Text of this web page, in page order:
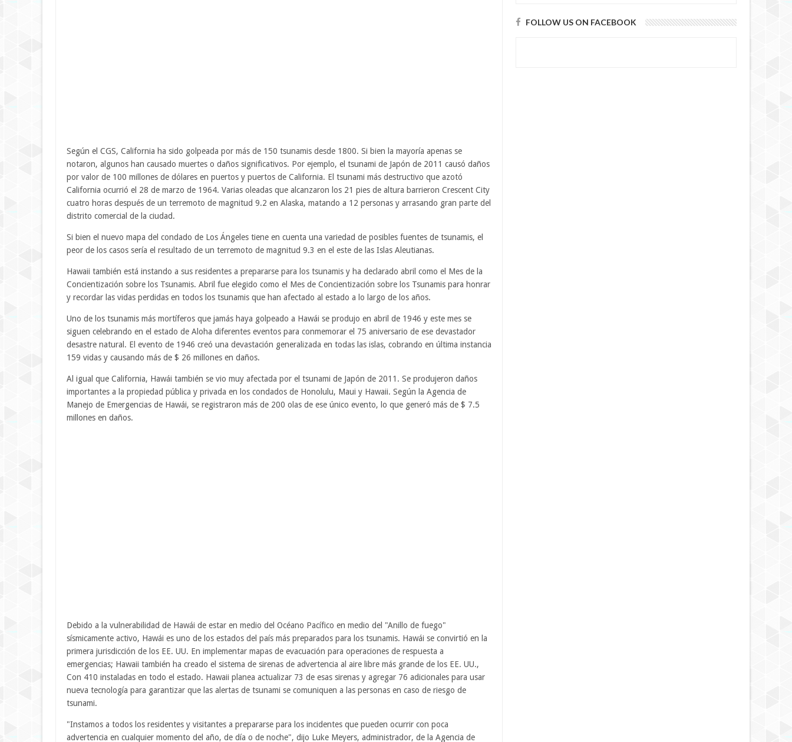
Según el CGS, California ha sido golpeada por más de 150 tsunamis desde 1800. Si bien la mayoría apenas se
notaron, algunos han causado muertes o daños significativos. Por ejemplo, el tsunami de Japón de 2011 causó daños
por valor de 100 millones de dólares en puertos y puertos de California. El tsunami más destructivo que azotó
California ocurrió el 28 de marzo de 1964. Varias oleadas que alcanzaron los 21 pies de altura barrieron Crescent City
cuatro horas después de un terremoto de magnitud 9.2 en Alaska, matando a 12 personas y arrasando gran parte del
distrito comercial de la ciudad.
Si bien el nuevo mapa del condado de Los Ángeles tiene en cuenta una variedad de posibles fuentes de tsunamis, el
peor de los casos sería el resultado de un terremoto de magnitud 9.3 en el este de las Islas Aleutianas.
Hawaii también está instando a sus residentes a prepararse para los tsunamis y ha declarado abril como el Mes de la
Concientización sobre los Tsunamis. Abril fue elegido como el Mes de Concientización sobre los Tsunamis para honrar
y recordar las vidas perdidas en todos los tsunamis que han afectado al estado a lo largo de los años.
Uno de los tsunamis más mortíferos que jamás haya golpeado a Hawái se produjo en abril de 1946 y este mes se
siguen celebrando en el estado de Aloha diferentes eventos para conmemorar el 75 aniversario de ese devastador
desastre natural. El evento de 1946 creó una devastación generalizada en todas las islas, cobrando en última instancia
159 vidas y causando más de $ 26 millones en daños.
Al igual que California, Hawái también se vio muy afectada por el tsunami de Japón de 2011. Se produjeron daños
importantes a la propiedad pública y privada en los condados de Honolulu, Maui y Hawaii. Según la Agencia de
Manejo de Emergencias de Hawái, se registraron más de 200 olas de ese único evento, lo que generó más de $ 7.5
millones en daños.
Debido a la vulnerabilidad de Hawái de estar en medio del Océano Pacífico en medio del "Anillo de fuego"
sísmicamente activo, Hawái es uno de los estados del país más preparados para los tsunamis. Hawái se convirtió en la
primera jurisdicción de los EE. UU. En implementar mapas de evacuación para operaciones de respuesta a
emergencias; Hawaii también ha creado el sistema de sirenas de advertencia al aire libre más grande de los EE. UU.,
Con 410 instaladas en todo el estado. Hawaii planea actualizar 73 de esas sirenas y agregar 76 adicionales para usar
nueva tecnología para garantizar que las alertas de tsunami se comuniquen a las personas en caso de riesgo de
tsunami.
"Instamos a todos los residentes y visitantes a prepararse para los incidentes que pueden ocurrir con poca
advertencia en cualquier momento del año, de día o de noche", dijo Luke Meyers, administrador, de la Agencia de
FOLLOW US ON FACEBOOK